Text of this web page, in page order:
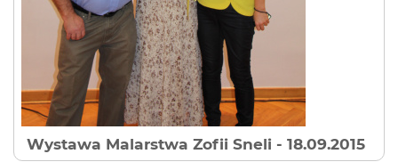
Wystawa Malarstwa Zofii Sneli - 18.09.2015